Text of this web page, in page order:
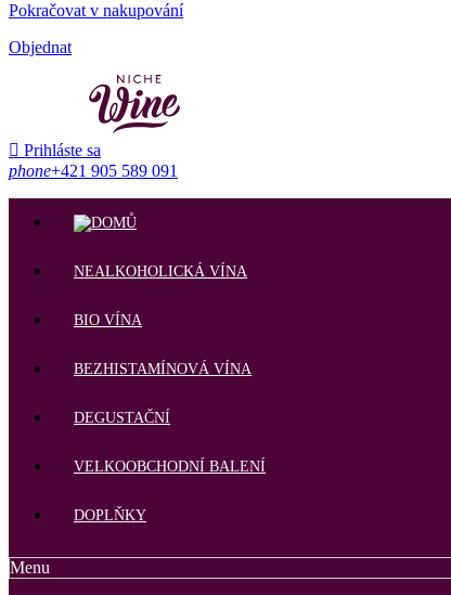
Pokračovat v nakupování
Objednat
 Prihláste sa
phone+421 905 589 091
NEALKOHOLICKÁ VÍNA
BIO VÍNA
BEZHISTAMÍNOVÁ VÍNA
DEGUSTAČNÍ
VELKOOBCHODNÍ BALENÍ
DOPLŇKY
Menu